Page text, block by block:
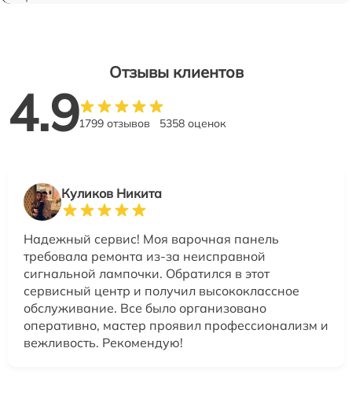
Отзывы клиентов
4.91799 отзывов 5358 оценок
Куликов Никита
Надежный сервис! Моя варочная панель
требовала ремонта из-за неисправной
сигнальной лампочки. Обратился в этот
сервисный центр и получил высококлассное
обслуживание. Все было организовано
оперативно, мастер проявил профессионализм и
вежливость. Рекомендую!